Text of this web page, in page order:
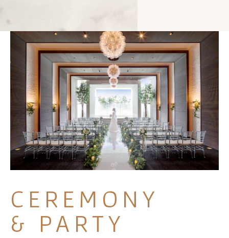
CEREMONY
& PARTY